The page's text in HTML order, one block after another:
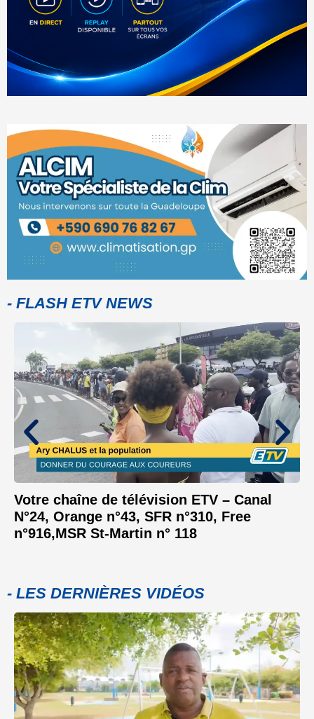
- FLASH ETV NEWS
Votre chaîne de télévision ETV – Canal
N°24, Orange n°43, SFR n°310, Free
n°916,MSR St-Martin n° 118
- LES DERNIÈRES VIDÉOS